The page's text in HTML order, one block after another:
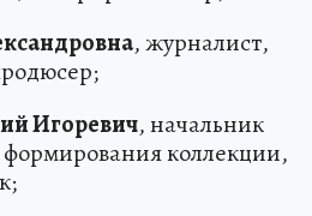
, журналист,
Игоревич, начальник
формирования коллекции,